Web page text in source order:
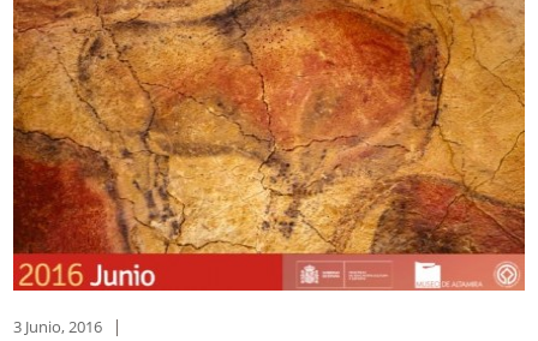
3 Junio, 2016 |